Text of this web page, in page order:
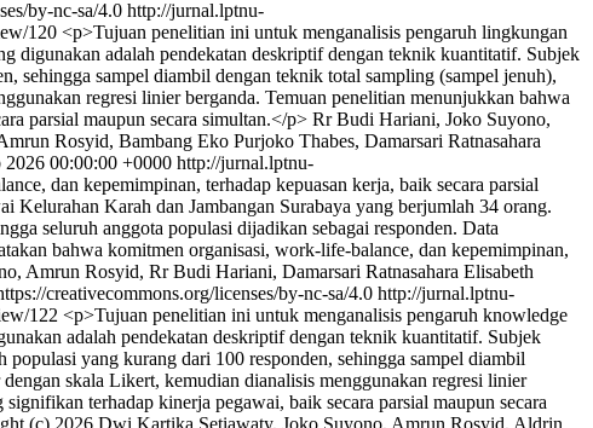
by-nc-sa/4.0 http://jurnal.lptnu-
120 <p>Tujuan penelitian ini untuk menganalisis pengaruh lingkungan
digunakan adalah pendekatan deskriptif dengan teknik kuantitatif. Subjek
sehingga sampel diambil dengan teknik total sampling (sampel jenuh),
regresi linier berganda. Temuan penelitian menunjukkan bahwa
parsial maupun secara simultan.</p> Rr Budi Hariani, Joko Suyono,
Rosyid, Bambang Eko Purjoko Thabes, Damarsari Ratnasahara
2026 00:00:00 +0000 http://jurnal.lptnu-
dan kepemimpinan, terhadap kepuasan kerja, baik secara parsial
Kelurahan Karah dan Jambangan Surabaya yang berjumlah 34 orang.
seluruh anggota populasi dijadikan sebagai responden. Data
bahwa komitmen organisasi, work-life-balance, dan kepemimpinan,
Amrun Rosyid, Rr Budi Hariani, Damarsari Ratnasahara Elisabeth
creativecommons.org/licenses/by-nc-sa/4.0 http://jurnal.lptnu-
122 <p>Tujuan penelitian ini untuk menganalisis pengaruh knowledge
adalah pendekatan deskriptif dengan teknik kuantitatif. Subjek
yang kurang dari 100 responden, sehingga sampel diambil
skala Likert, kemudian dianalisis menggunakan regresi linier
terhadap kinerja pegawai, baik secara parsial maupun secara
(c) 2026 Dwi Kartika Setiawaty, Joko Suyono, Amrun Rosyid, Aldrin